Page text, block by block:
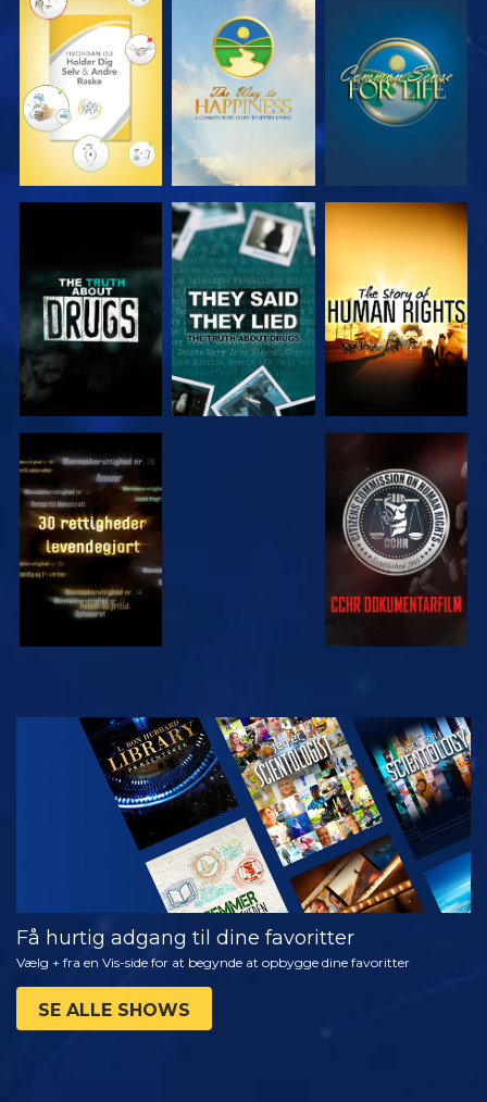
SE SE SE
SE SE
SE SE
SE
UDFORSK
SERIEN
Få hurtig adgang til dine favoritter
Vælg + fra en Vis-side for at begynde at opbygge dine favoritter
SE ALLE SHOWS